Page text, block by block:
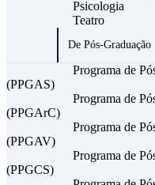
Psicologia
Teatro
De Pós-Graduação
Programa de
(PPGAS)
Programa de
(PPGArC)
Programa de
(PPGAV)
Programa de
(PPGCS)